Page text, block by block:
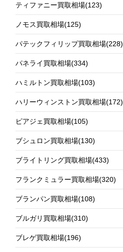
ティファニー買取相場(123)
ノモス買取相場(125)
パテックフィリップ買取相場(228)
パネライ買取相場(334)
ハミルトン買取相場(103)
ハリーウィンストン買取相場(172)
ピアジェ買取相場(105)
ブシュロン買取相場(130)
ブライトリング買取相場(433)
フランクミュラー買取相場(320)
ブランパン買取相場(108)
ブルガリ買取相場(310)
ブレゲ買取相場(196)